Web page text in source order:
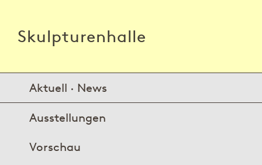
Skulpturenhalle
Aktuell · News
Ausstellungen
Vorschau